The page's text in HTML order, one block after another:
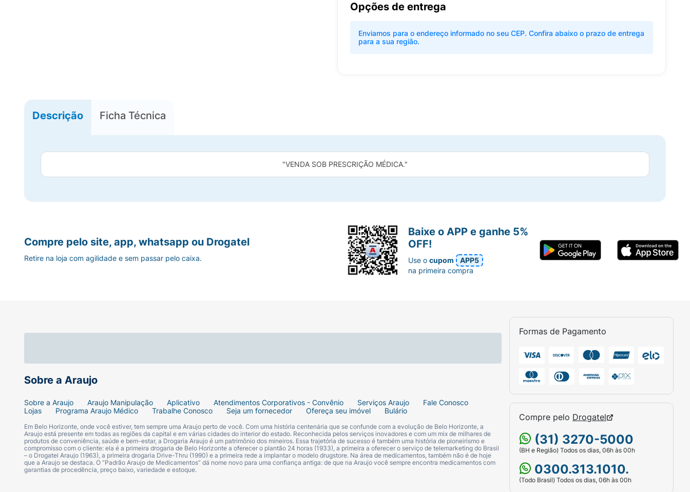
Opções de entrega
Enviamos para o endereço informado no seu CEP. Confira abaixo o prazo de entrega
para a sua região.
Descrição Ficha Técnica
"VENDA SOB PRESCRIÇÃO MÉDICA."
Sobre a Araujo
Sobre a Araujo Araujo Manipulação Aplicativo Atendimentos Corporativos - Convênio Serviços Araujo
Fale Conosco
Lojas
Programa Araujo Médico Trabalhe Conosco Seja um fornecedor Ofereça seu imóvel Bulário
Em Belo Horizonte, onde você estiver, tem sempre uma Araujo perto de você. Com uma história centenária que se confunde com a evolução de Belo Horizonte, a
Araujo está presente em todas as regiões da capital e em várias cidades do interior do estado. Reconhecida pelos serviços inovadores e com um mix de milhares de
produtos de conveniência, saúde e bem-estar, a Drogaria Araujo é um patrimônio dos mineiros. Essa trajetória de sucesso é também uma história de pioneirismo e
compromisso com o cliente: ela é a primeira drogaria de Belo Horizonte a oferecer o plantão 24 horas (1933), a primeira a oferecer o serviço de telemarketing do Brasil
– o Drogatel Araujo (1963), a primeira drogaria Drive-Thru (1990) e a primeira rede a implantar o modelo drugstore. Na área de medicamentos, também não é de hoje
que a Araujo se destaca. O “Padrão Araujo de Medicamentos” dá nome novo para uma confiança antiga: de que na Araujo você sempre encontra medicamentos com
garantias de procedência, preço baixo, variedade e estoque.
Formas de Pagamento
Compre pelo Drogatel
(31) 3270-5000
(BH e Região) Todos os dias, 06h às 00h
0300.313.1010.
(Todo Brasil) Todos os dias, 06h às 00h
Compre pelo site, app, whatsapp ou Drogatel
Retire na loja com agilidade e sem passar pelo caixa.
Baixe o APP e ganhe 5%
OFF!
Use ocupom
APP5
na primeira compra